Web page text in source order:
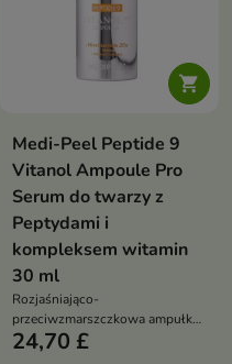

Medi-Peel Peptide 9
Vitanol Ampoule Pro
Serum do twarzy z
Peptydami i
kompleksem witamin
30 ml
Rozjaśniająco-
przeciwzmarszczkowa ampułka,
która wyrównuje koloryt skóry,
24,70 £